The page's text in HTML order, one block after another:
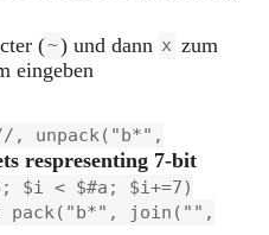
(~) und dann x zum
eingeben
, unpack("b*",
respresenting 7-bit
< $#a; $i+=7)
pack("b*", join("",